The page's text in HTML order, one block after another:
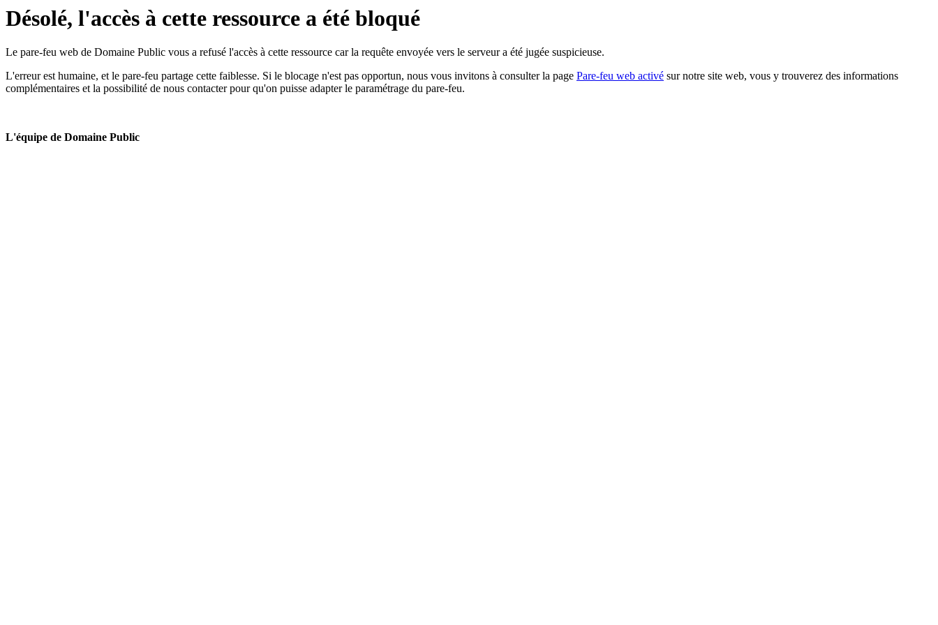
Désolé, l'accès à cette ressource a été bloqué
Le pare-feu web de Domaine Public vous a refusé l'accès à cette ressource car la requête envoyée vers le serveur a été jugée suspicieuse.
L'erreur est humaine, et le pare-feu partage cette faiblesse. Si le blocage n'est pas opportun, nous vous invitons à consulter la page Pare-feu web activé sur notre site web, vous y trouverez des informations
complémentaires et la possibilité de nous contacter pour qu'on puisse adapter le paramétrage du pare-feu.
L'équipe de Domaine Public